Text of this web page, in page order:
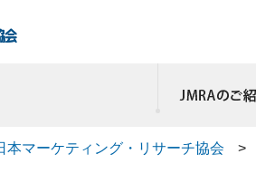
マーケティング・リサーチ協会 >